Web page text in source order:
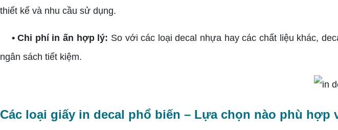
thiết kế và nhu cầu sử dụng.
• Chi phí in ấn hợp lý: So với các loại decal nhựa hay các chất liệu khác,
ngân sách tiết kiệm.
Các loại giấy in decal phổ biến – Lựa chọn nào phù hợp